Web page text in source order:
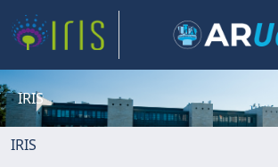
IRIS
IRIS